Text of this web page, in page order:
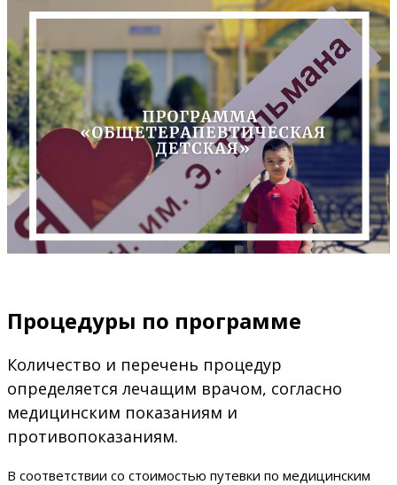
Процедуры по программе
Количество и перечень процедур
определяется лечащим врачом, согласно
медицинским показаниям и
противопоказаниям.
В соответствии со стоимостью путевки по медицинским